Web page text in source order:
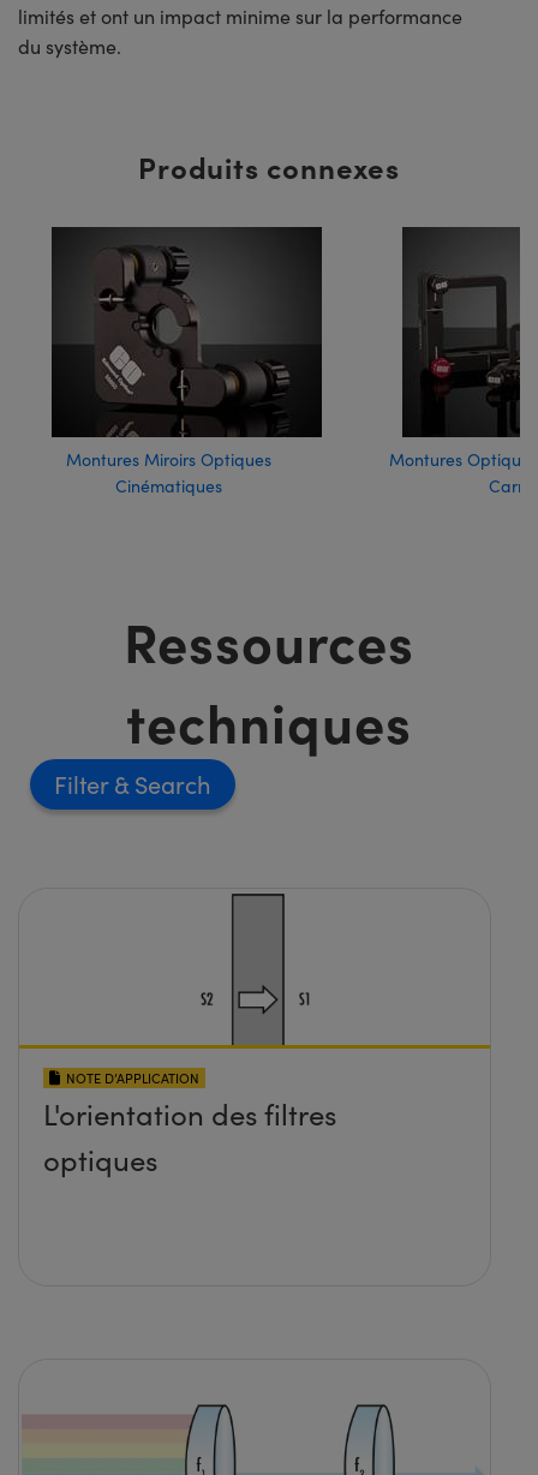
limités et ont un impact minime sur la performance
du système.
Produits connexes
Montures Miroirs Optiques
Cinématiques
Montures
Ressources
techniques
Filter
NOTE D’APPLICATION
L'orientation des filtres
optiques